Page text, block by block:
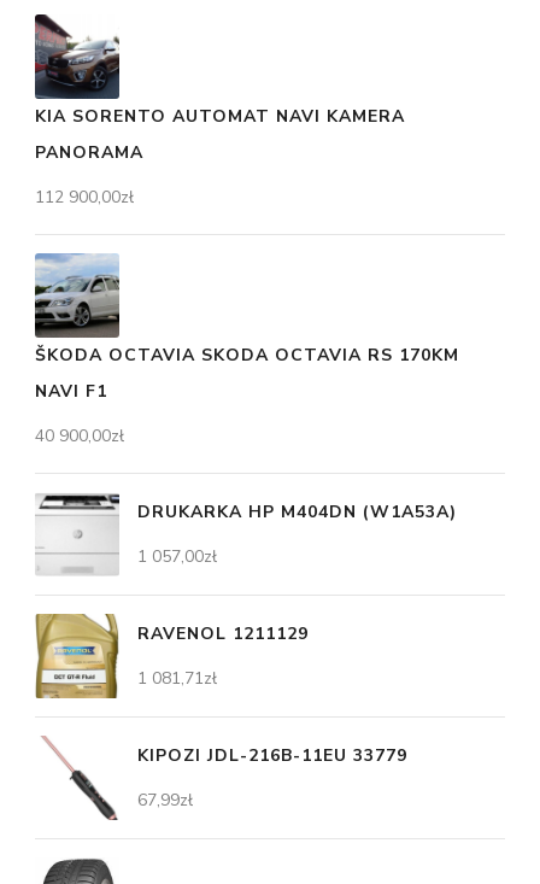
KIA SORENTO AUTOMAT NAVI KAMERA
PANORAMA
112 900,00zł
ŠKODA OCTAVIA SKODA OCTAVIA RS 170KM
NAVI F1
40 900,00zł
DRUKARKA HP M404DN (W1A53A)
1 057,00zł
RAVENOL 1211129
1 081,71zł
KIPOZI JDL-216B-11EU 33779
67,99zł